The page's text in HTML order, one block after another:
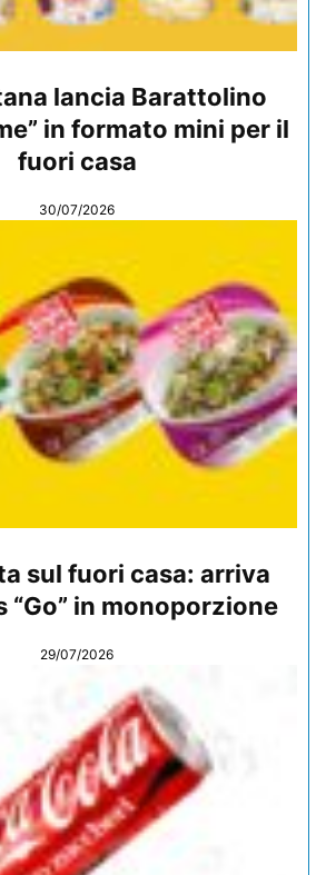
lancia Barattolino
in formato mini per il
fuori casa
30/07/2026
sul fuori casa: arriva
“Go” in monoporzione
29/07/2026